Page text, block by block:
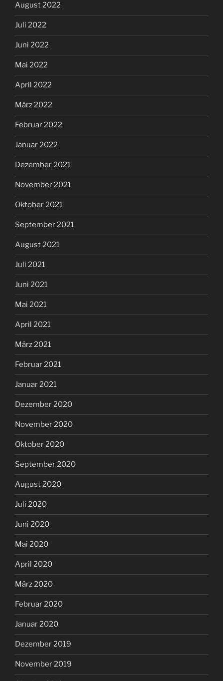
August 2022
Juli 2022
Juni 2022
Mai 2022
April 2022
März 2022
Februar 2022
Januar 2022
Dezember 2021
November 2021
Oktober 2021
September 2021
August 2021
Juli 2021
Juni 2021
Mai 2021
April 2021
März 2021
Februar 2021
Januar 2021
Dezember 2020
November 2020
Oktober 2020
September 2020
August 2020
Juli 2020
Juni 2020
Mai 2020
April 2020
März 2020
Februar 2020
Januar 2020
Dezember 2019
November 2019